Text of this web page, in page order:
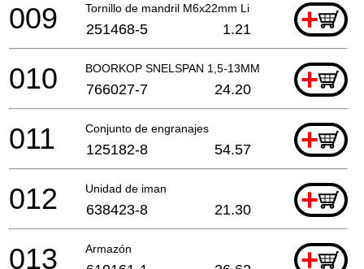
Tornillo de mandril M6x22mm Li +
009 251468-5 1.21
BOORKOP SNELSPAN 1,5-13MM +
010 766027-7 24.20
Conjunto de engranajes +
011 125182-8 54.57
Unidad de iman +
012 638423-8 21.30
Armazón +
013